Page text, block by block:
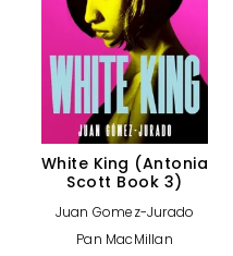
White King (Antonia
Scott Book 3)
Juan Gomez-Jurado
Pan MacMillan